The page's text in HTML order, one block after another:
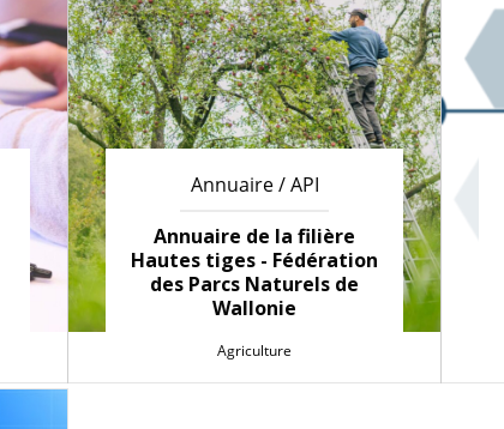
Annuaire / API
Annuaire de la filière
Hautes tiges - Fédération
des Parcs Naturels de
Wallonie
Agriculture